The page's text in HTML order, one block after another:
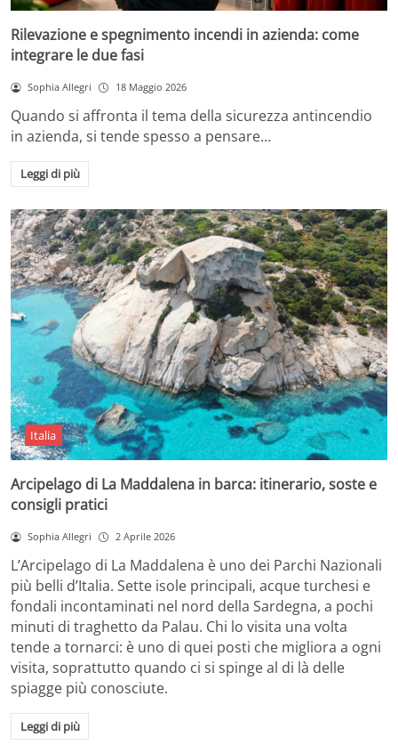
Rilevazione e spegnimento incendi in azienda: come
integrare le due fasi
Sophia Allegri 18 Maggio 2026
Quando si affronta il tema della sicurezza antincendio
in azienda, si tende spesso a pensare…
Leggi di più
Italia
Arcipelago di La Maddalena in barca: itinerario, soste e
consigli pratici
Sophia Allegri 2 Aprile 2026
L’Arcipelago di La Maddalena è uno dei Parchi Nazionali
più belli d’Italia. Sette isole principali, acque turchesi e
fondali incontaminati nel nord della Sardegna, a pochi
minuti di traghetto da Palau. Chi lo visita una volta
tende a tornarci: è uno di quei posti che migliora a ogni
visita, soprattutto quando ci si spinge al di là delle
spiagge più conosciute.
Leggi di più